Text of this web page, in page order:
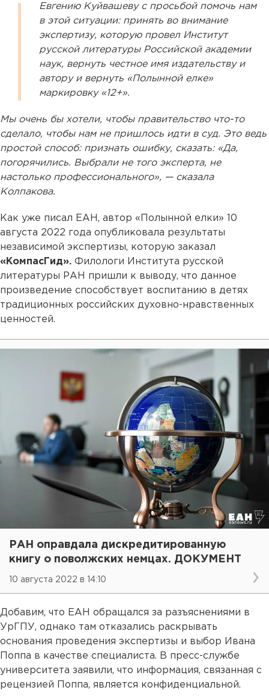
Евгению Куйвашеву с просьбой помочь нам
в этой ситуации: принять во внимание
экспертизу, которую провел Институт
русской литературы Российской академии
наук, вернуть честное имя издательству и
автору и вернуть «Полынной елке»
маркировку «12+».
Мы очень бы хотели, чтобы правительство что-то
сделало, чтобы нам не пришлось идти в суд. Это ведь
простой способ: признать ошибку, сказать: «Да,
погорячились. Выбрали не того эксперта, не
настолько профессионального», — сказала
Колпакова.
Как уже писал ЕАН, автор «Полынной елки» 10
августа 2022 года опубликовала результаты
независимой экспертизы, которую заказал
«КомпасГид». Филологи Института русской
литературы РАН пришли к выводу, что данное
произведение способствует воспитанию в детях
традиционных российских духовно-нравственных
ценностей.
РАН оправдала дискредитированную
книгу о поволжских немцах. ДОКУМЕНТ
10 августа 2022 в 14:10
Добавим, что ЕАН обращался за разъяснениями в
УрГПУ, однако там отказались раскрывать
основания проведения экспертизы и выбор Ивана
Поппа в качестве специалиста. В пресс-службе
университета заявили, что информация, связанная с
рецензией Поппа, является конфиденциальной.